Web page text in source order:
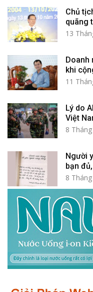
Chủ
quãng
13
Doanh
khi
11
Lý do
Việt
8
Người
bạn
8